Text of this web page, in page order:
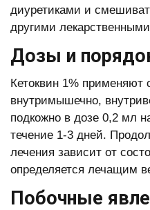
диуретиками и
другими
Дозы и
Кетоквин 1% применяют
внутримышечно,
подкожно в дозе 0,2 мл
течение 1-3 дней.
лечения зависит от
определяется лечащим
Побочные